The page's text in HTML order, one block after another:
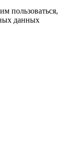
пользоваться,
данных